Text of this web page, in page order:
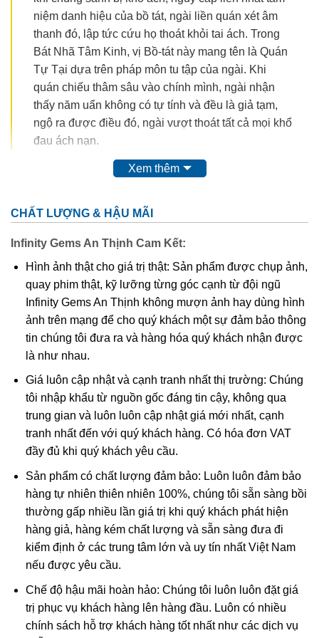
niệm danh hiệu của bồ tát, ngài liền quán xét âm
thanh đó, lập tức cứu họ thoát khỏi tai ách. Trong
Bát Nhã Tâm Kinh, vị Bồ-tát này mang tên là Quán
Tự Tại dựa trên pháp môn tu tập của ngài. Khi
quán chiếu thâm sâu vào chính mình, ngài nhận
thấy năm uẩn không có tự tính và đều là giả tạm,
ngộ ra được điều đó, ngài vượt thoát tất cả mọi khổ
đau ách nạn.
Quan Thế Âm Bồ Tátđược nhắc đến trong kinh phật là
người có thần lực nhất, chỉ đứng sau Phật Tổ. Quan Thế
Âm Bồ Tát luôn đi khắp thế gian, phổ độ tất thảy chúng
sinh thoát khỏi khổ nạn bi ai.
Âm Ngọc Jade có công dụng:
Hình tượng Quan Thế Âm Bồ Tát là biểu tượng của
điểm lành, lòng từ bi bác ái, hóa giải hung khí cho gia
chủ.
ý.
Tránh bị kẻ tiểu nhân hãm hại; tránh sự rủi ro, bất hạnh
Xem thêm
CHẤT LƯỢNG & HẬU MÃI
Infinity Gems An Thịnh Cam Kết:
Hình ảnh thật cho giá trị thật: Sản phẩm được chụp ảnh,
quay phim thật, kỹ lưỡng từng góc cạnh từ đội ngũ
Infinity Gems An Thịnh không mượn ảnh hay dùng hình
ảnh trên mạng để cho quý khách một sự đảm bảo thông
tin chúng tôi đưa ra và hàng hóa quý khách nhận được
là như nhau.
Giá luôn cập nhật và cạnh tranh nhất thị trường: Chúng
tôi nhập khẩu từ nguồn gốc đáng tin cậy, không qua
trung gian và luôn luôn cập nhật giá mới nhất, cạnh
tranh nhất đến với quý khách hàng. Có hóa đơn VAT
đầy đủ khi quý khách yêu cầu.
Sản phẩm có chất lượng đảm bảo: Luôn luôn đảm bảo
hàng tự nhiên thiên nhiên 100%, chúng tôi sẵn sàng bồi
thường gấp nhiều lần giá trị khi quý khách phát hiện
hàng giả, hàng kém chất lượng và sẵn sàng đưa đi
kiểm định ở các trung tâm lớn và uy tín nhất Việt Nam
nếu được yêu cầu.
Chế độ hậu mãi hoàn hảo: Chúng tôi luôn luôn đặt giá
trị phục vụ khách hàng lên hàng đầu. Luôn có nhiều
chính sách hỗ trợ khách hàng tốt nhất như các dịch vụ